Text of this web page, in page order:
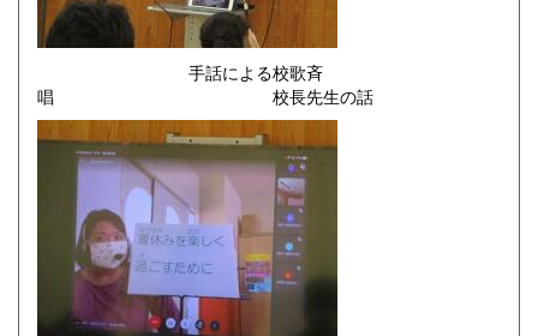
手話による校歌斉
唱 校長先生の話